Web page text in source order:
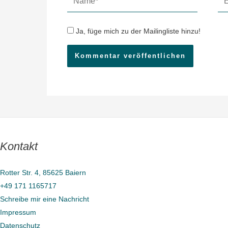
Ja, füge mich zu der Mailingliste hinzu!
Kontakt
Rotter Str. 4, 85625 Baiern
+49 171 1165717
Schreibe mir eine Nachricht
Impressum
Datenschutz